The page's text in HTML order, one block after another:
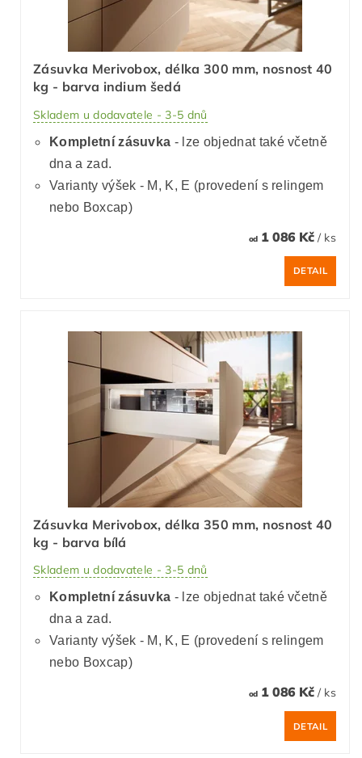
Zásuvka Merivobox, délka 300 mm, nosnost 40
kg - barva indium šedá
Skladem u dodavatele - 3-5 dnů
Kompletní zásuvka - lze objednat také včetně
dna a zad.
Varianty výšek - M, K, E (provedení s relingem
nebo Boxcap)
od1 086 Kč / ks
DETAIL
Zásuvka Merivobox, délka 350 mm, nosnost 40
kg - barva bílá
Skladem u dodavatele - 3-5 dnů
Kompletní zásuvka - lze objednat také včetně
dna a zad.
Varianty výšek - M, K, E (provedení s relingem
nebo Boxcap)
od1 086 Kč / ks
DETAIL